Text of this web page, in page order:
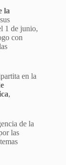
la
1 de junio,
con
en la
,
de la
las